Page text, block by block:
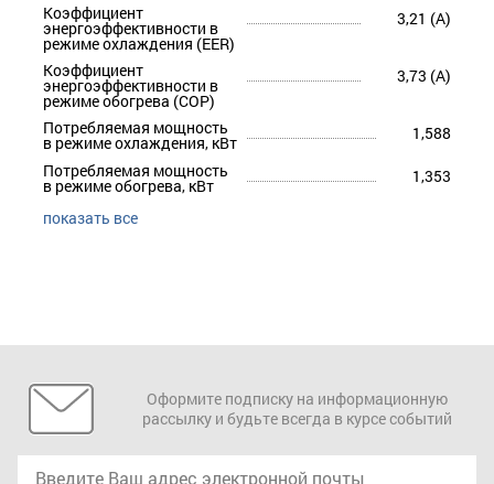
Коэффициент
энергоэффективности в
режиме охлаждения (EER)
3,21 (A)
Коэффициент
энергоэффективности в
режиме обогрева (COP)
3,73 (A)
Потребляемая мощность
в режиме охлаждения, кВт
1,588
Потребляемая мощность
в режиме обогрева, кВт 1,353
показать все
Оформите подписку на информационную
рассылку и будьте всегда в курсе событий